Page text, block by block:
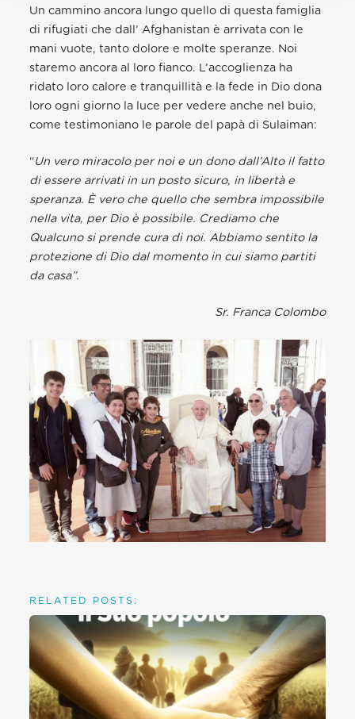
Un cammino ancora lungo quello di questa famiglia
di rifugiati che dall’ Afghanistan è arrivata con le
mani vuote, tanto dolore e molte speranze. Noi
staremo ancora al loro fianco. L’accoglienza ha
ridato loro calore e tranquillità e la fede in Dio dona
loro ogni giorno la luce per vedere anche nel buio,
come testimoniano le parole del papà di Sulaiman:
“Un vero miracolo per noi e un dono dall’Alto il fatto
di essere arrivati in un posto sicuro, in libertà e
speranza. È vero che quello che sembra impossibile
nella vita, per Dio è possibile. Crediamo che
Qualcuno si prende cura di noi. Abbiamo sentito la
protezione di Dio dal momento in cui siamo partiti
da casa”.
Sr. Franca Colombo
RELATED POSTS: